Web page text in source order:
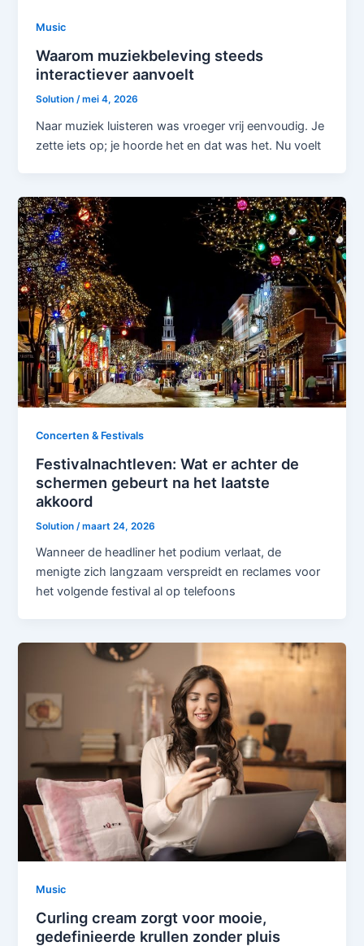
Music
Waarom muziekbeleving steeds
interactiever aanvoelt
Solution/mei 4, 2026
Naar muziek luisteren was vroeger vrij eenvoudig. Je
zette iets op; je hoorde het en dat was het. Nu voelt
Concerten & Festivals
Festivalnachtleven: Wat er achter de
schermen gebeurt na het laatste
akkoord
Solution /maart 24, 2026
Wanneer de headliner het podium verlaat, de
menigte zich langzaam verspreidt en reclames voor
het volgende festival al op telefoons
Music
Curling cream zorgt voor mooie,
gedefinieerde krullen zonder pluis